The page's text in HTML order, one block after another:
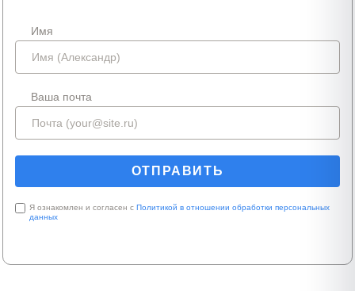
Имя
Ваша почта
Я ознакомлен и согласен с Политикой в отношении обработки персональных
данных